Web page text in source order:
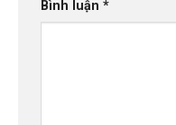
Bình luận *